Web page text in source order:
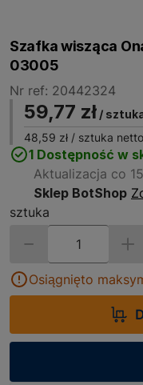
Szafka wisząca
03005
Nr ref: 20442324
59,77 zł /
48,59 zł / sztuka netto
1 Dostępność w
Aktualizacja co
Sklep BotShop
sztuka
Osiągnięto